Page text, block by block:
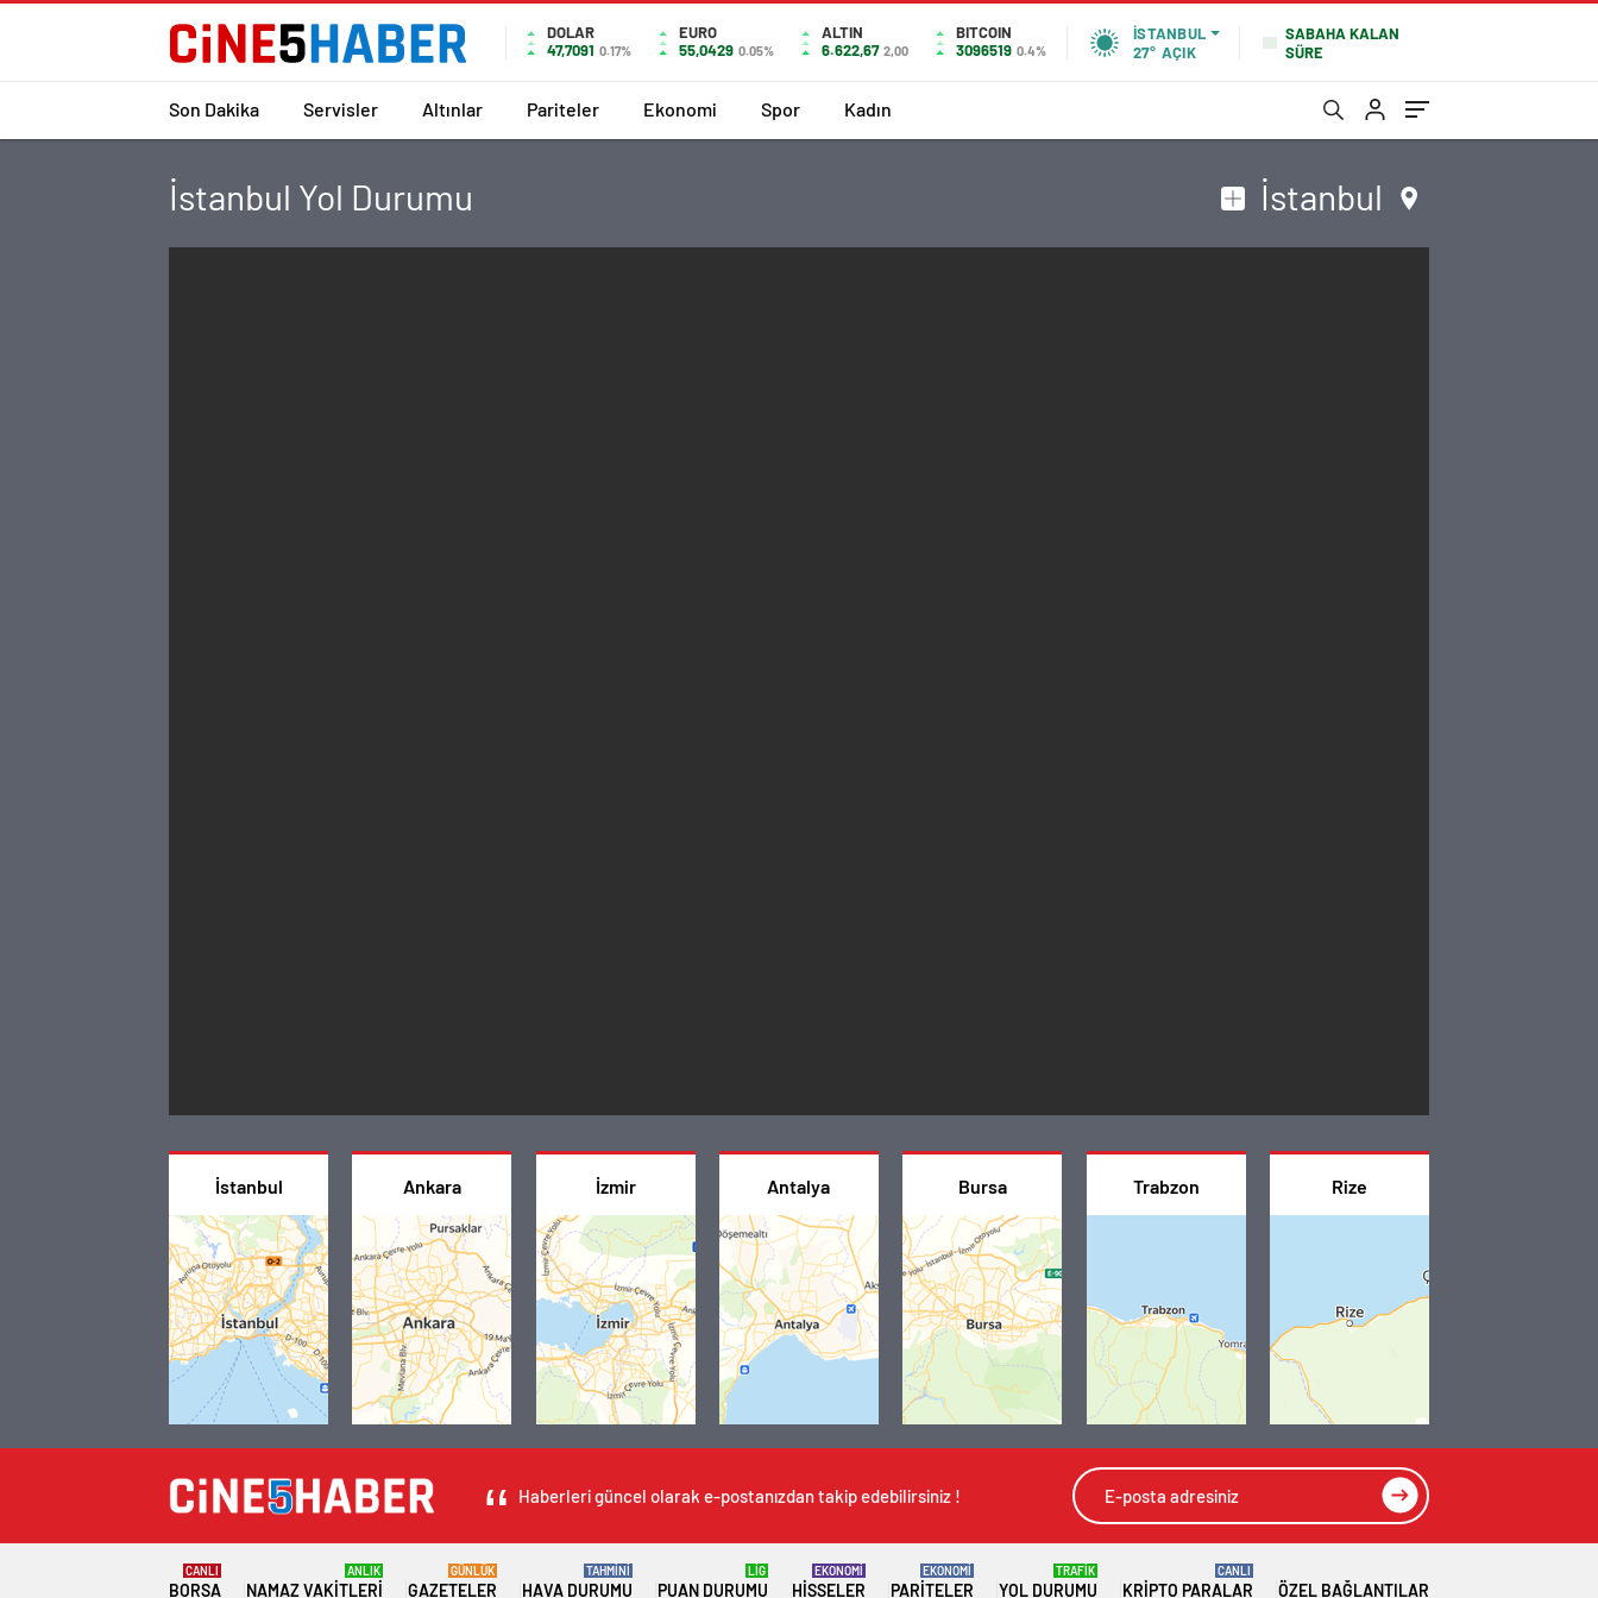
DOLAR
47,7091 0.17%
EURO
55,0429 0.05%
ALTIN
6.622,67 2,00
BITCOIN
3096519 0.4%
İSTANBUL
27° AÇIK
SABAHA KALAN
SÜRE
Son Dakika Servisler Altınlar Pariteler Ekonomi Spor Kadın
İstanbul Yol Durumu İstanbul
İstanbul Ankara İzmir Antalya Bursa Trabzon Rize
Haberleri güncel olarak e-postanızdan takip edebilirsiniz !
BORSA
CANLI
NAMAZ VAKITLERI
ANLIK
GAZETELER
GÜNLÜK
HAVA DURUMU
TAHMİNİ
PUAN DURUMU
LİG
HISSELER
EKONOMİ
PARITELER
EKONOMİ
YOL DURUMU
TRAFİK
KRIPTO PARALAR
CANLI
ÖZEL BAĞLANTILAR